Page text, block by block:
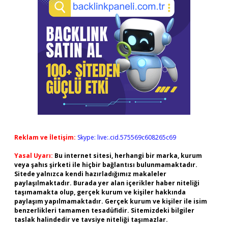
Reklam ve İletişim: Skype: live:.cid.575569c608265c69
Yasal Uyarı: Bu internet sitesi, herhangi bir marka, kurum
veya şahıs şirketi ile hiçbir bağlantısı bulunmamaktadır.
Sitede yalnızca kendi hazırladığımız makaleler
paylaşılmaktadır. Burada yer alan içerikler haber niteliği
taşımamakta olup, gerçek kurum ve kişiler hakkında
paylaşım yapılmamaktadır. Gerçek kurum ve kişiler ile isim
benzerlikleri tamamen tesadüfidir. Sitemizdeki bilgiler
taslak halindedir ve tavsiye niteliği taşımazlar.